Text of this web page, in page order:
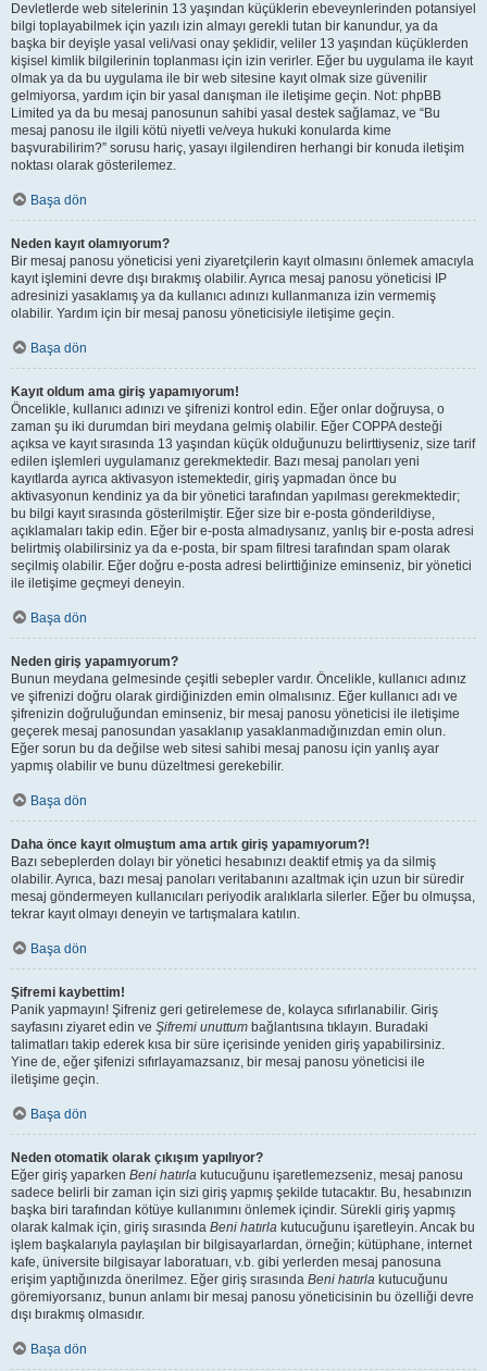
Devletlerde web sitelerinin 13 yaşından küçüklerin ebeveynlerinden potansiyel
bilgi toplayabilmek için yazılı izin almayı gerekli tutan bir kanundur, ya da
başka bir deyişle yasal veli/vasi onay şeklidir, veliler 13 yaşından küçüklerden
kişisel kimlik bilgilerinin toplanması için izin verirler. Eğer bu uygulama ile kayıt
olmak ya da bu uygulama ile bir web sitesine kayıt olmak size güvenilir
gelmiyorsa, yardım için bir yasal danışman ile iletişime geçin. Not: phpBB
Limited ya da bu mesaj panosunun sahibi yasal destek sağlamaz, ve “Bu
mesaj panosu ile ilgili kötü niyetli ve/veya hukuki konularda kime
başvurabilirim?” sorusu hariç, yasayı ilgilendiren herhangi bir konuda iletişim
noktası olarak gösterilemez.
Başa dön
Neden kayıt olamıyorum?
Bir mesaj panosu yöneticisi yeni ziyaretçilerin kayıt olmasını önlemek amacıyla
kayıt işlemini devre dışı bırakmış olabilir. Ayrıca mesaj panosu yöneticisi IP
adresinizi yasaklamış ya da kullanıcı adınızı kullanmanıza izin vermemiş
olabilir. Yardım için bir mesaj panosu yöneticisiyle iletişime geçin.
Başa dön
Kayıt oldum ama giriş yapamıyorum!
Öncelikle, kullanıcı adınızı ve şifrenizi kontrol edin. Eğer onlar doğruysa, o
zaman şu iki durumdan biri meydana gelmiş olabilir. Eğer COPPA desteği
açıksa ve kayıt sırasında 13 yaşından küçük olduğunuzu belirttiyseniz, size tarif
edilen işlemleri uygulamanız gerekmektedir. Bazı mesaj panoları yeni
kayıtlarda ayrıca aktivasyon istemektedir, giriş yapmadan önce bu
aktivasyonun kendiniz ya da bir yönetici tarafından yapılması gerekmektedir;
bu bilgi kayıt sırasında gösterilmiştir. Eğer size bir e-posta gönderildiyse,
açıklamaları takip edin. Eğer bir e-posta almadıysanız, yanlış bir e-posta adresi
belirtmiş olabilirsiniz ya da e-posta, bir spam filtresi tarafından spam olarak
seçilmiş olabilir. Eğer doğru e-posta adresi belirttiğinize eminseniz, bir yönetici
ile iletişime geçmeyi deneyin.
Başa dön
Neden giriş yapamıyorum?
Bunun meydana gelmesinde çeşitli sebepler vardır. Öncelikle, kullanıcı adınız
ve şifrenizi doğru olarak girdiğinizden emin olmalısınız. Eğer kullanıcı adı ve
şifrenizin doğruluğundan eminseniz, bir mesaj panosu yöneticisi ile iletişime
geçerek mesaj panosundan yasaklanıp yasaklanmadığınızdan emin olun.
Eğer sorun bu da değilse web sitesi sahibi mesaj panosu için yanlış ayar
yapmış olabilir ve bunu düzeltmesi gerekebilir.
Başa dön
Daha önce kayıt olmuştum ama artık giriş yapamıyorum?!
Bazı sebeplerden dolayı bir yönetici hesabınızı deaktif etmiş ya da silmiş
olabilir. Ayrıca, bazı mesaj panoları veritabanını azaltmak için uzun bir süredir
mesaj göndermeyen kullanıcıları periyodik aralıklarla silerler. Eğer bu olmuşsa,
tekrar kayıt olmayı deneyin ve tartışmalara katılın.
Başa dön
Şifremi kaybettim!
Panik yapmayın! Şifreniz geri getirelemese de, kolayca sıfırlanabilir. Giriş
sayfasını ziyaret edin ve Şifremi unuttum bağlantısına tıklayın. Buradaki
talimatları takip ederek kısa bir süre içerisinde yeniden giriş yapabilirsiniz.
Yine de, eğer şifenizi sıfırlayamazsanız, bir mesaj panosu yöneticisi ile
iletişime geçin.
Başa dön
Neden otomatik olarak çıkışım yapılıyor?
Eğer giriş yaparken Beni hatırla kutucuğunu işaretlemezseniz, mesaj panosu
sadece belirli bir zaman için sizi giriş yapmış şekilde tutacaktır. Bu, hesabınızın
başka biri tarafından kötüye kullanımını önlemek içindir. Sürekli giriş yapmış
olarak kalmak için, giriş sırasında Beni hatırla kutucuğunu işaretleyin. Ancak bu
işlem başkalarıyla paylaşılan bir bilgisayarlardan, örneğin; kütüphane, internet
kafe, üniversite bilgisayar laboratuarı, v.b. gibi yerlerden mesaj panosuna
erişim yaptığınızda önerilmez. Eğer giriş sırasında Beni hatırla kutucuğunu
göremiyorsanız, bunun anlamı bir mesaj panosu yöneticisinin bu özelliği devre
dışı bırakmış olmasıdır.
Başa dön